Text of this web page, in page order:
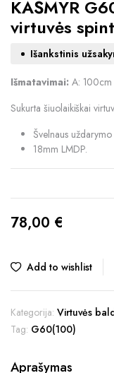
KAŠMYR
virtuvės
Išankstinis
Išmatavimai: A:
Sukurta šiuolaikiškai
Švelnaus
18mm LMDP.
78,00 €
Add to wishlist
Kategorija: Virtuvės
Tag: G60(100)
Aprašymas